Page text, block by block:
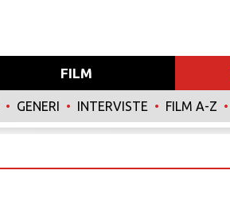
FILM
• GENERI • INTERVISTE • FILM A-Z •